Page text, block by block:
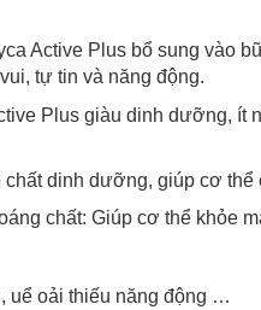
Active Plus bổ sung vào
tự tin và năng động.
Plus giàu dinh dưỡng, ít
dinh dưỡng, giúp cơ thể
chất: Giúp cơ thể khỏe
uể oải thiếu năng động …